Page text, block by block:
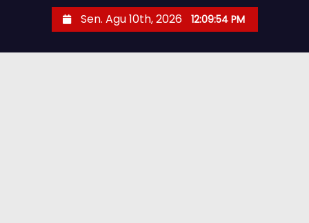
Sen. Agu 10th, 2026 12:09:55 PM